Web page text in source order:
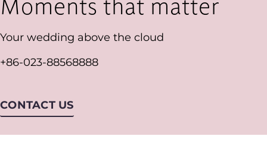
Moments that matter
Your wedding above the cloud
+86-023-88568888
CONTACT US